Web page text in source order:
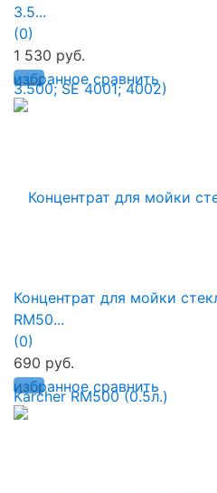
избранное сравнить
3.5...
(0)
1 530 руб.
избранное сравнить
Концентрат для мойки
RM50...
(0)
690 руб.